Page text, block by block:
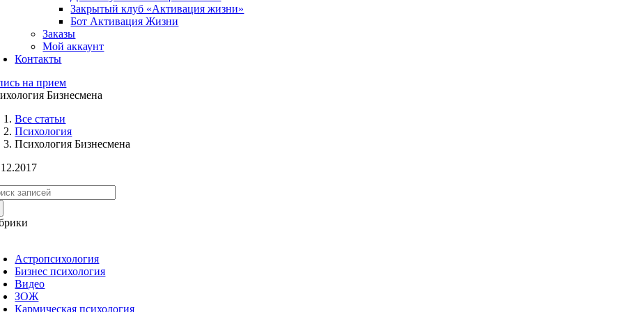
Закрытый клуб «Активация жизни»
Бот Активация Жизни
Заказы
Мой аккаунт
Контакты
на прием
Бизнесмена
Все статьи
Психология
Психология Бизнесмена
Астропсихология
Бизнес психология
Видео
ЗОЖ
Кармическая психология